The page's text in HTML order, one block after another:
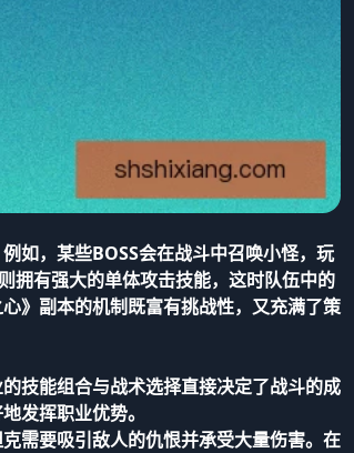
如，某些BOSS会在战斗中召唤小怪，玩
拥有强大的单体攻击技能，这时队伍中的
》副本的机制既富有挑战性，又充满了策
技能组合与战术选择直接决定了战斗的成
发挥职业优势。
需要吸引敌人的仇恨并承受大量伤害。在